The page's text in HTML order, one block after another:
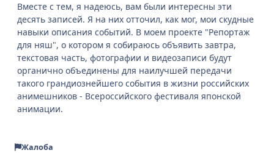
Вместе с тем, я надеюсь, вам были интересны эти
десять записей. Я на них отточил, как мог, мои скудные
навыки описания событий. В моем проекте "Репортаж
для няш", о котором я собираюсь объявить завтра,
текстовая часть, фотографии и видеозаписи будут
органично объединены для наилучшей передачи
такого грандиознейшего события в жизни российских
анимешников - Всероссийского фестиваля японской
анимации.
Жалоба